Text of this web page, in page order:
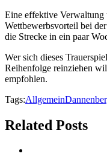
Eine effektive Verwaltung
Wettbewerbsvorteil bei
die Strecke in ein paar
Wer sich dieses
Reihenfolge reinziehen
empfohlen.
Tags:Allgemein
Related Posts